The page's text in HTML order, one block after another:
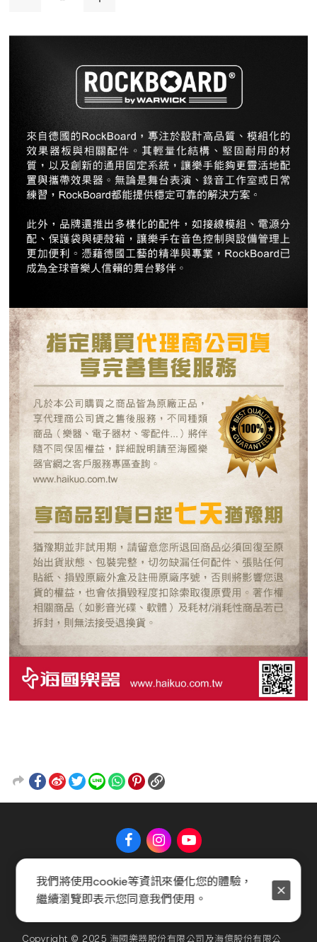
關於 Music Shop 聯絡我們 常見問題 會員服務條款
隱私權政策 官方聲明
Copyright © 2025 海國樂器股份有限公司及海億股份有限公
我們將使用cookie等資訊來優化您的體驗，
繼續瀏覽即表示您同意我們使用。